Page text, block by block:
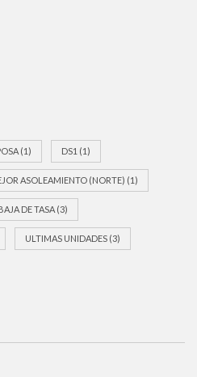
(1) DS1 (1)
ASOLEAMIENTO (NORTE) (1)
DE TASA (3)
ULTIMAS UNIDADES (3)